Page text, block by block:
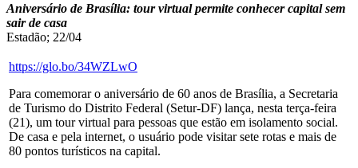
Aniversário de Brasília: tour virtual permite conhecer capital sem
sair de casa
Estadão; 22/04
https://glo.bo/34WZLwO
Para comemorar o aniversário de 60 anos de Brasília, a Secretaria
de Turismo do Distrito Federal (Setur-DF) lança, nesta terça-feira
(21), um tour virtual para pessoas que estão em isolamento social.
De casa e pela internet, o usuário pode visitar sete rotas e mais de
80 pontos turísticos na capital.